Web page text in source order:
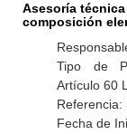
Asesoría
composición
Tipo de
Artículo 60
Referencia:
Fecha de